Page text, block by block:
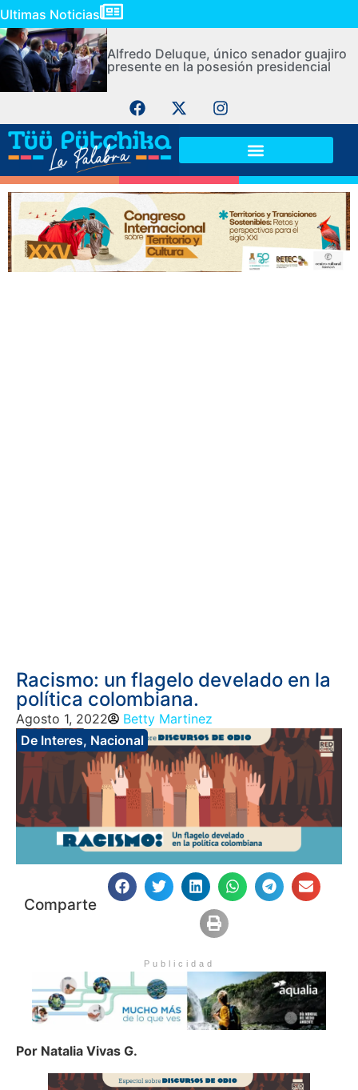
Ultimas Noticias
Alfredo Deluque, único senador guajiro
presente en la posesión presidencial
Racismo: un flagelo develado en la
política colombiana.
Agosto 1, 2022
Betty Martinez
De Interes, Nacional
Comparte
Publicidad
Por Natalia Vivas G.